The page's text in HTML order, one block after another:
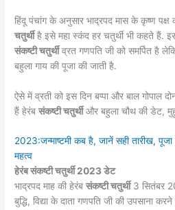
हिंदू पंचांग के अनुसार भाद्रपद मास के कृष्ण पक्ष
चतुर्थीहै इसे महा स्कंद हर चतुर्थी भी कहते हैं.
संकष्टी चतुर्थीव्रत गणपति जी को समर्पित है
बहुला गाय की पूजा की जाती है.
ऐसे में व्रती को इस दिन बप्पा और बाल गोपाल
हैं हेरंबसंकष्टी चतुर्थीऔर बहुला चौथ की डेट,
2023:जन्माष्टमी कब है, जानें सही तारीख,
महत्व
हेरंब संकष्टी चतुर्थी 2023 डेट
भाद्रपद माह की हेरंबसंकष्टी चतुर्थी3 सितंबर
बुद्धि, विद्या के दाता गणपति जी की उपसाना